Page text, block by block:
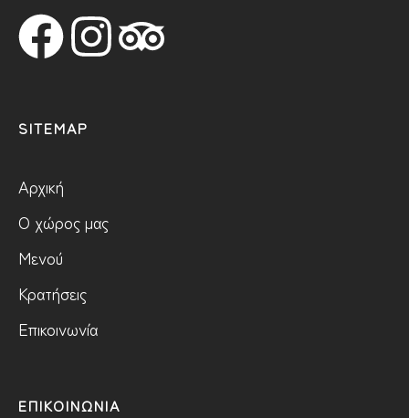
SITEMAP
Αρχική
Ο χώρος μας
Μενού
Κρατήσεις
Επικοινωνία
ΕΠΙΚΟΙΝΩΝΙΑ